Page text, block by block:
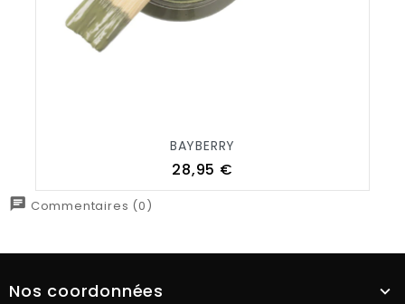
BAYBERRY
Prix
28,95 €
chat Commentaires (0)
Nos coordonnées